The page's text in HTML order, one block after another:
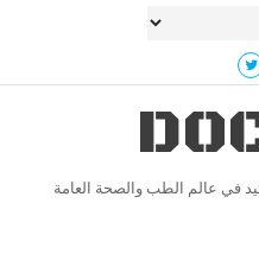
في عالم الطب والصحة العامة